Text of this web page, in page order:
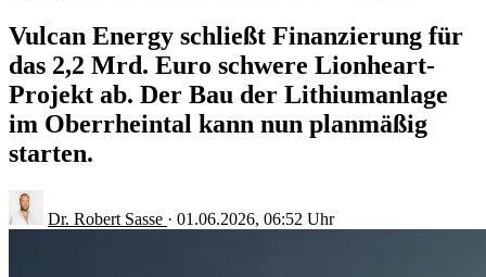
Vulcan Energy schließt Finanzierung für
das 2,2 Mrd. Euro schwere Lionheart-
Projekt ab. Der Bau der Lithiumanlage
im Oberrheintal kann nun planmäßig
starten.
Dr. Robert Sasse · 01.06.2026, 06:52 Uhr